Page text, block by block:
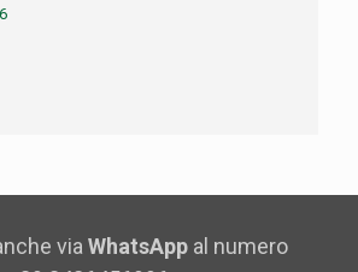
via WhatsAppal numero